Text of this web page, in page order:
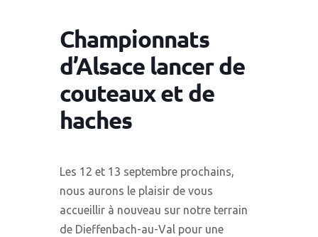
Championnats
d’Alsace lancer de
couteaux et de
haches
Les 12 et 13 septembre prochains,
nous aurons le plaisir de vous
accueillir à nouveau sur notre terrain
de Dieffenbach-au-Val pour une